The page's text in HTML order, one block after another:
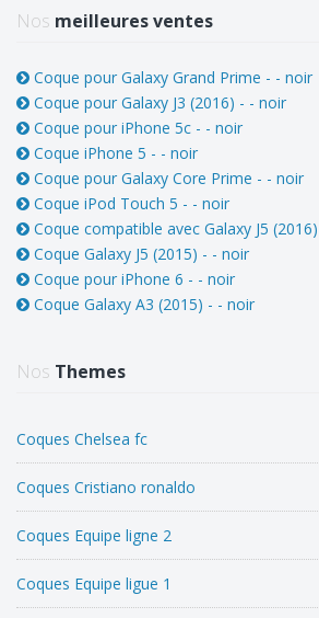
Nos meilleures ventes
Coque pour Galaxy Grand Prime - - noir
Coque pour Galaxy J3 (2016) - - noir
Coque pour iPhone 5c - - noir
Coque iPhone 5 - - noir
Coque pour Galaxy Core Prime - - noir
Coque iPod Touch 5 - - noir
Coque compatible avec Galaxy J5
Coque Galaxy J5 (2015) - - noir
Coque pour iPhone 6 - - noir
Coque Galaxy A3 (2015) - - noir
Nos Themes
Coques Chelsea fc
Coques Cristiano ronaldo
Coques Equipe ligne 2
Coques Equipe ligue 1